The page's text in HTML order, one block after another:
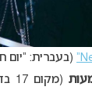
(בעברית: